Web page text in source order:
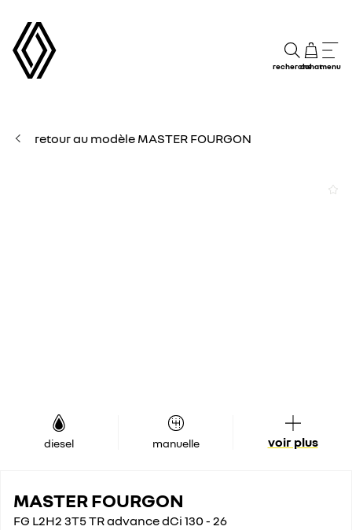
rechercheachatmenu
retour au modèle MASTER FOURGON
diesel manuelle voir plus
MASTER FOURGON
FG L2H2 3T5 TR advance dCi 130 - 26